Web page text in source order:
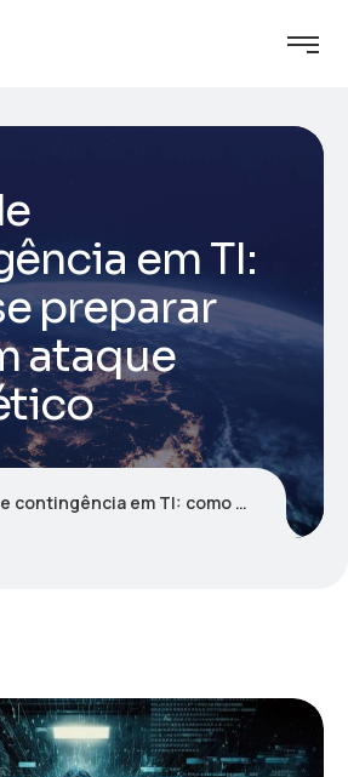
em TI:
preparar
ataque
em TI: como se preparar para um ataque cibernético